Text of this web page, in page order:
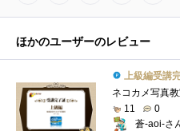
ほかのユーザーのレビュー
上級編受講完
11
0
蒼-aoi-さ